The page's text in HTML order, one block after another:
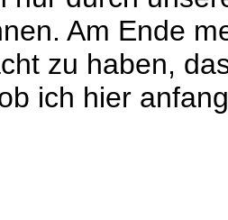
Am Ende
zu haben,
ich hier